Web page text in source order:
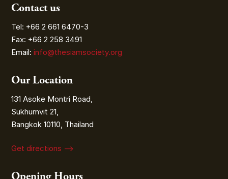
Contact us
Tel: +66 2 661 6470-3
Fax: +66 2 258 3491
Email:info@thesiamsociety.org
Our Location
131 Asoke Montri Road,
Sukhumvit 21,
Bangkok 10110, Thailand
Get directions ⟶